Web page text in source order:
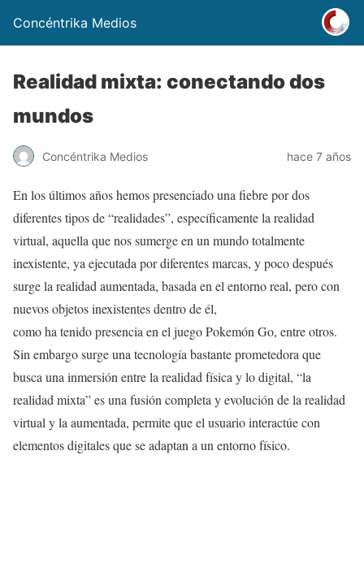
Concéntrika Medios
Realidad mixta: conectando dos
mundos
Concéntrika Medios hace 7 años
En los últimos años hemos presenciado una fiebre por dos
diferentes tipos de “realidades”, específicamente la realidad
virtual, aquella que nos sumerge en un mundo totalmente
inexistente, ya ejecutada por diferentes marcas, y poco después
surge la realidad aumentada, basada en el entorno real, pero con
nuevos objetos inexistentes dentro de él,
como ha tenido presencia en el juego Pokemón Go, entre otros.
Sin embargo surge una tecnología bastante prometedora que
busca una inmersión entre la realidad física y lo digital, “la
realidad mixta” es una fusión completa y evolución de la realidad
virtual y la aumentada, permite que el usuario interactúe con
elementos digitales que se adaptan a un entorno físico.